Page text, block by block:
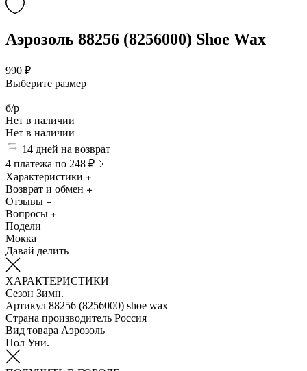
Аэрозоль 88256 (8256000) Shoe Wax
990 ₽
Выберите размер
б/р
Нет в наличии
Нет в наличии
14 дней на возврат
4 платежа по 248 ₽
Характеристики
Возврат и обмен
Отзывы
Вопросы
Подели
Мокка
Давай делить
ХАРАКТЕРИСТИКИ
Сезон Зимн.
Артикул 88256 (8256000) shoe wax
Страна производитель Россия
Вид товара Аэрозоль
Пол Уни.